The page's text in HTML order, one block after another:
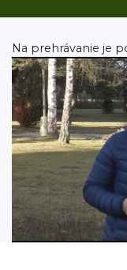
Na prehrávanie je